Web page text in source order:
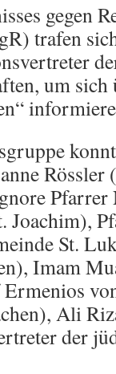
gegen
trafen
um
Rössler
Pfarrer
Joachim),
St.
Imam
Ali
der